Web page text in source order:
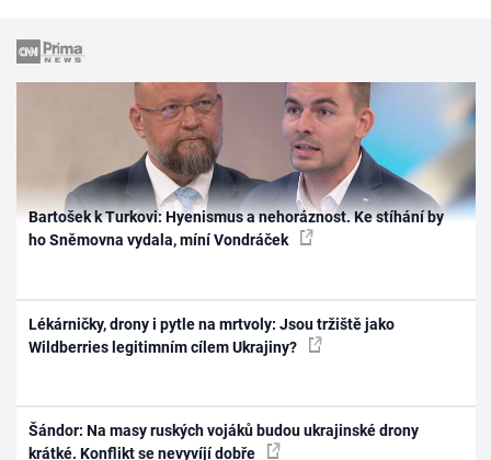
Bartošek k Turkovi: Hyenismus a nehoráznost. Ke stíhání by
ho Sněmovna vydala, míní Vondráček
Lékárničky, drony i pytle na mrtvoly: Jsou tržiště jako
Wildberries legitimním cílem Ukrajiny?
Šándor: Na masy ruských vojáků budou ukrajinské drony
krátké. Konflikt se nevyvíjí dobře